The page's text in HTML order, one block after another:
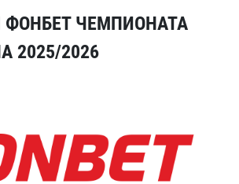
ЧЕМПИОНАТА
2025/2026